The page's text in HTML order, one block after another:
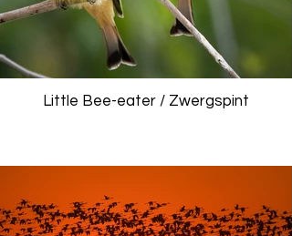
Little Bee-eater / Zwergspint